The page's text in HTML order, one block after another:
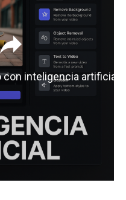
con inteligencia artificial